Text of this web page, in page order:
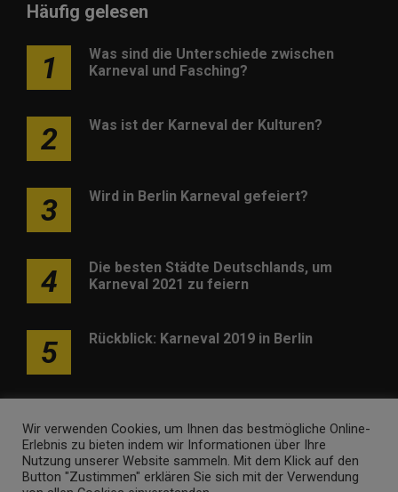
Häufig gelesen
1
Was sind die Unterschiede zwischen
Karneval und Fasching?
2 Was ist der Karneval der Kulturen?
3 Wird in Berlin Karneval gefeiert?
4
Die besten Städte Deutschlands, um
Karneval 2021 zu feiern
5 Rückblick: Karneval 2019 in Berlin
Werben Kontakt Impressum Newsletter
Wir verwenden Cookies, um Ihnen das bestmögliche Online-
Erlebnis zu bieten indem wir Informationen über Ihre
Nutzung unserer Website sammeln. Mit dem Klick auf den
Button "Zustimmen" erklären Sie sich mit der Verwendung